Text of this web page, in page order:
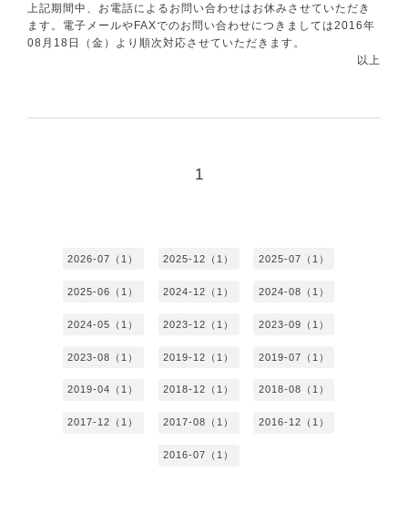
上記期間中、お電話によるお問い合わせはお休みさせていただき
ます。電子メールやFAXでのお問い合わせにつきましては2016年
08月18日（金）より順次対応させていただきます。
以上
1
2026-07（1） 2025-12（1） 2025-07（1）
2025-06（1） 2024-12（1） 2024-08（1）
2024-05（1） 2023-12（1） 2023-09（1）
2023-08（1） 2019-12（1） 2019-07（1）
2019-04（1） 2018-12（1） 2018-08（1）
2017-12（1） 2017-08（1） 2016-12（1）
2016-07（1）